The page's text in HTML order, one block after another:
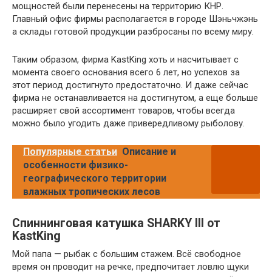
мощностей были перенесены на территорию КНР.
Главный офис фирмы располагается в городе Шэньчжэнь
а склады готовой продукции разбросаны по всему миру.
Таким образом, фирма KastKing хоть и насчитывает с
момента своего основания всего 6 лет, но успехов за
этот период достигнуто предостаточно. И даже сейчас
фирма не останавливается на достигнутом, а еще больше
расширяет свой ассортимент товаров, чтобы всегда
можно было угодить даже привередливому рыболову.
Популярные статьи Описание и
особенности физико-
географического территории
влажных тропических лесов
Спиннинговая катушка SHARKY III от
KastKing
Мой папа — рыбак с большим стажем. Всё свободное
время он проводит на речке, предпочитает ловлю щуки